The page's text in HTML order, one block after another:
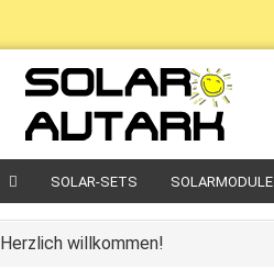
SOLAR-SETS SOLARMODULE
Herzlich willkommen!